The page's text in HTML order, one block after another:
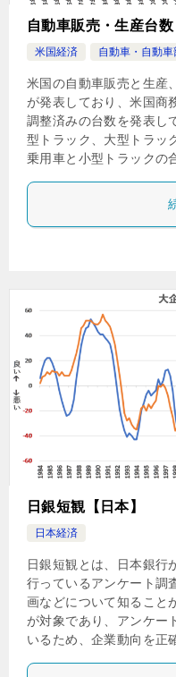
自動車販売・生産台数
米国経済 自動車・自動車
米国の自動車販売と生産
が発表しており、米国商
調整済みの台数を発表し
型トラック、大型トラッ
乗用車と小型トラックの
日銀短観【日本】
日本経済
日銀短観とは、日本銀行
行っているアンケート調
画などについて知ること
が対象であり、アンケー
いるため、企業動向を正